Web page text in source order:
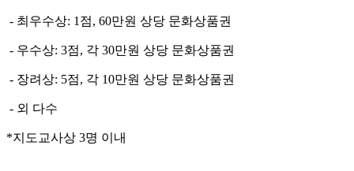
- 최우수상: 1점, 60만원 상당 문화상품권
- 우수상: 3점, 각 30만원 상당 문화상품권
- 장려상: 5점, 각 10만원 상당 문화상품권
- 외 다수
*지도교사상 3명 이내